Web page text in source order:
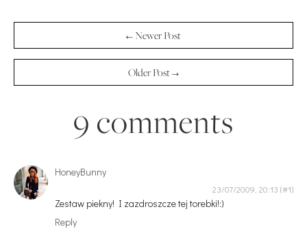
← Newer Post
Older Post →
9 comments
HoneyBunny
23/07/2009, 20:13
Zestaw piekny! I zazdroszcze tej torebki!:)
Reply